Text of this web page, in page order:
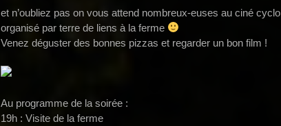
et n’oubliez pas on vous attend nombreux-euses au ciné cyclo
organisé par terre de liens à la ferme
Venez déguster des bonnes pizzas et regarder un bon film !
Au programme de la soirée :
19h : Visite de la ferme